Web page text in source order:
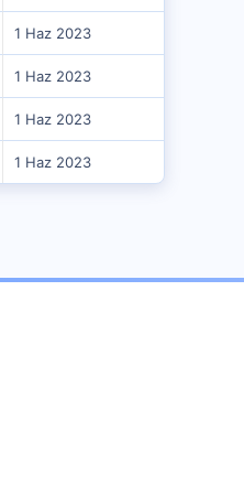
1 Haz 2023
1 Haz 2023
1 Haz 2023
1 Haz 2023